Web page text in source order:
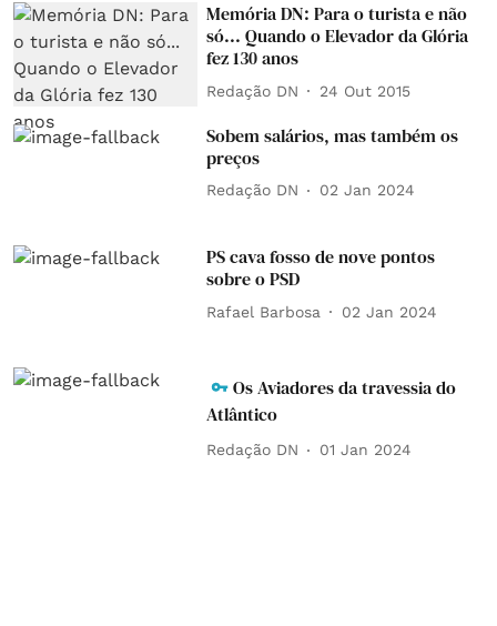
Memória DN: Para o turista e não
só... Quando o Elevador da Glória
fez 130 anos
Redação DN 24 Out 2015
Sobem salários, mas também os
preços
Redação DN 02 Jan 2024
PS cava fosso de nove pontos
sobre o PSD
Rafael Barbosa 02 Jan 2024
Os Aviadores da travessia do
Atlântico
Redação DN 01 Jan 2024